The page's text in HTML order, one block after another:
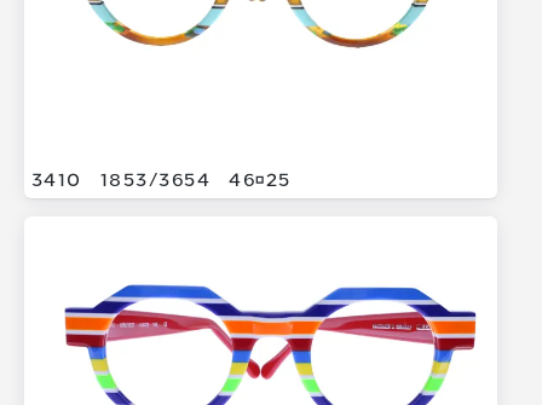
3410 1853/3654 4625